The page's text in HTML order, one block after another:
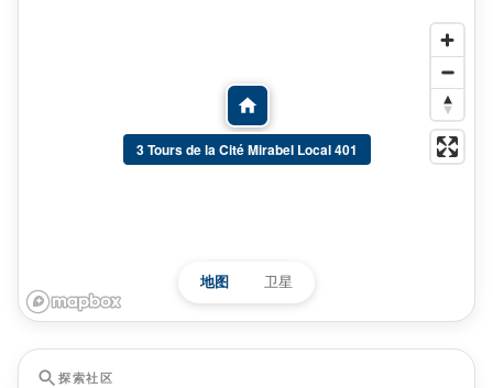
3 Tours de la Cité Mirabel Local 401
地图 卫星
探索社区